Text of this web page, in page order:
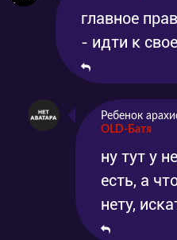
главное
- идти к
Ребенок
OLD-Батя
ну тут у
есть, а
нету,